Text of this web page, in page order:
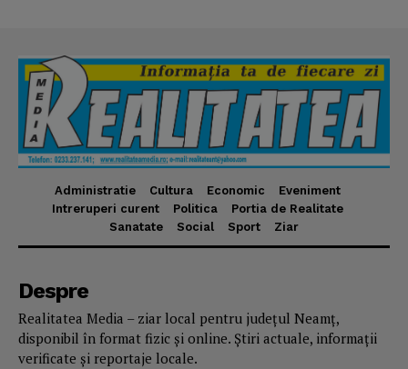
Administratie Cultura Economic
Eveniment
Intreruperi curent
Politica
Portia de Realitate
Sanatate
Social Sport Ziar
Despre
Realitatea Media – ziar local pentru județul Neamț,
disponibil în format fizic și online. Știri actuale, informații
verificate și reportaje locale.